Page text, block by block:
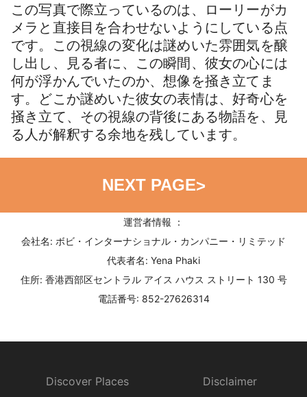
この写真で際立っているのは、ローリーがカ
メラと直接目を合わせないようにしている点
です。この視線の変化は謎めいた雰囲気を醸
し出し、見る者に、この瞬間、彼女の心には
何が浮かんでいたのか、想像を掻き立てま
す。どこか謎めいた彼女の表情は、好奇心を
掻き立て、その視線の背後にある物語を、見
る人が解釈する余地を残しています。
NEXT PAGE>
運営者情報 ：
会社名: ボビ・インターナショナル・カンパニー・リミテッド
代表者名: Yena Phaki
住所: 香港西部区セントラル アイス ハウス ストリート 130 号
電話番号: 852-27626314
Discover Places
Disclaimer